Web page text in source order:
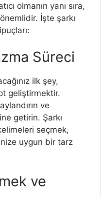
olmanın yanı sıra,
İşte şarkı
Süreci
ilk şey,
geliştirmektir.
ve
getirin. Şarkı
seçmek,
uygun bir tarz
ve